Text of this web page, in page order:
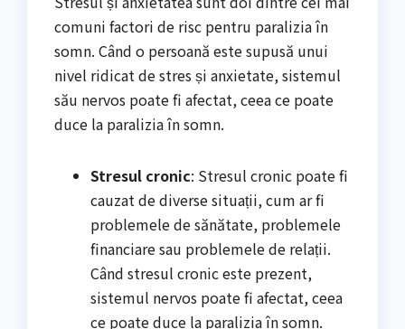
comuni factori de risc pentru paralizia în
somn. Când o persoană este supusă unui
nivel ridicat de stres și anxietate, sistemul
său nervos poate fi afectat, ceea ce poate
duce la paralizia în somn.
Stresul cronic: Stresul cronic poate fi
cauzat de diverse situații, cum ar fi
problemele de sănătate, problemele
financiare sau problemele de relații.
Când stresul cronic este prezent,
sistemul nervos poate fi afectat, ceea
ce poate duce la paralizia în somn.